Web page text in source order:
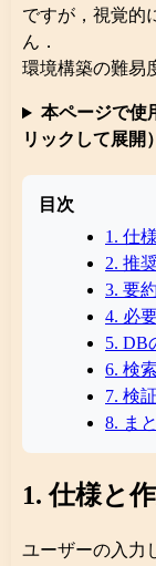
ですが，視覚的
ん．
環境構築の難易
本ページで使
リックして展開）
目次
1. 仕
2. 推
3. 要
4. 必
5. DB
6. 検
7. 検
8. ま
1. 仕様と
ユーザーの入力